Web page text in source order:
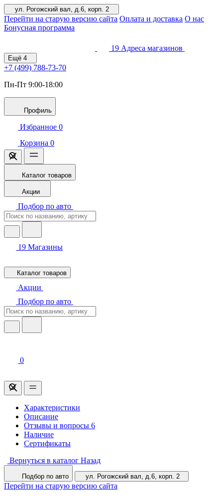
ул. Рогожский вал, д.6, корп. 2
Перейти на старую версию сайта Оплата и доставка О нас
Бонусная программа
19 Адреса магазинов
Ещё 4
+7 (499) 788-73-70
Пн-Пт 9:00-18:00
Профиль
Избранное 0
Корзина 0
Каталог товаров
Акции
Подбор по авто
19 Магазины
Каталог товаров
Акции
Подбор по авто
0
Характеристики
Описание
Отзывы и вопросы 6
Наличие
Сертификаты
Вернуться в каталог Назад
Подбор по авто ул. Рогожский вал, д.6, корп. 2
Перейти на старую версию сайта